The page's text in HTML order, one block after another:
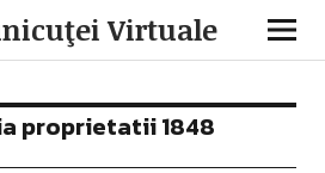
Virtuale
proprietatii 1848